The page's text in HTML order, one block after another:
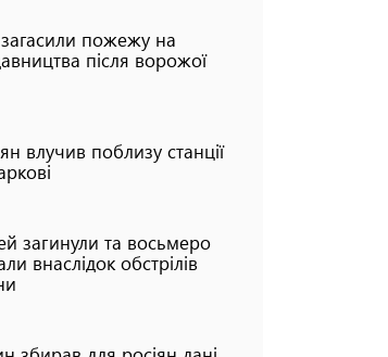
пожежу на
після ворожої
влучив поблизу станції
загинули та восьмеро
внаслідок обстрілів